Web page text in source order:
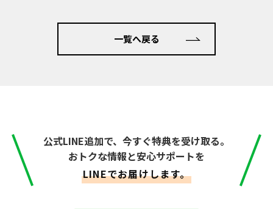
一覧へ戻る
公式LINE追加で、今すぐ特典を受け取る。
おトクな情報と安心サポートを
LINEでお届けします。